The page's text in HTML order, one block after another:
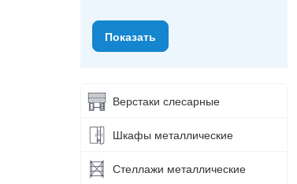
Верстаки слесарные
Шкафы металлические
Стеллажи металлические